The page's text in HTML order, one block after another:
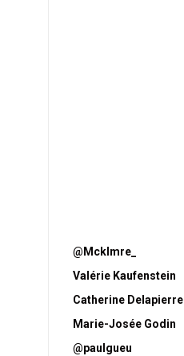
@Mcklmre_
Valérie Kaufenstein
Catherine Delapierre
Marie-Josée Godin
@paulgueu